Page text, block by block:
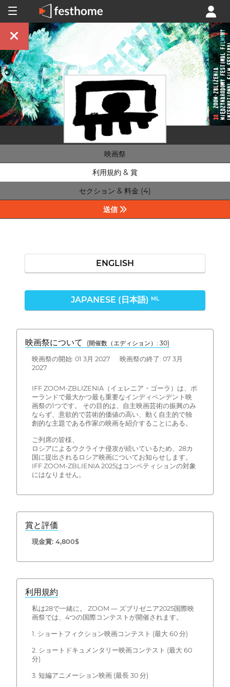
映画祭
利用規約 & 賞
セクション & 料金 (4)
送信
ENGLISH
JAPANESE (日本語) ML
映画祭について (開催数（エディション）: 30)
映画祭の開始: 01 3月 2027 映画祭の終了: 07 3月
2027
IFF ZOOM-ZBLIZENIA（イェレニア・ゴーラ）は、ポ
ーランドで最大かつ最も重要なインディペンデント映
画祭の1つです。 その目的は、自主映画芸術の振興のみ
ならず、意欲的で芸術的価値の高い、動く自主的で独
創的な主題である作家の映画を紹介することにある。
ご列席の皆様、
ロシアによるウクライナ侵攻が続いているため、28カ
国に提出されるロシア映画についてお知らせします。
IFF ZOOM-ZBLIENIA 2025はコンペティションの対象
にはなりません。
賞と評価
現金賞: 4,800$
利用規約
私は28で一緒に。 ZOOM — ズブリゼニア2025国際映
画祭では、4つの国際コンテストが開催されます。
1. ショートフィクション映画コンテスト (最大 60 分)
2. ショートドキュメンタリー映画コンテスト (最大 60
分)
3. 短編アニメーション映画 (最長 30 分)